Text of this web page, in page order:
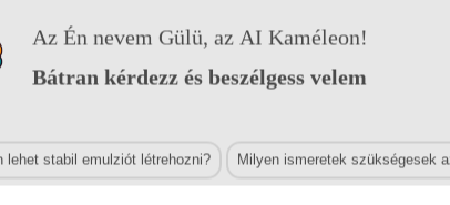
Az Én nevem Gülü, az AI Kaméleon!
Bátran kérdezz és beszélgess velem
lehet stabil emulziót létrehozni? Milyen ismeretek szükségesek